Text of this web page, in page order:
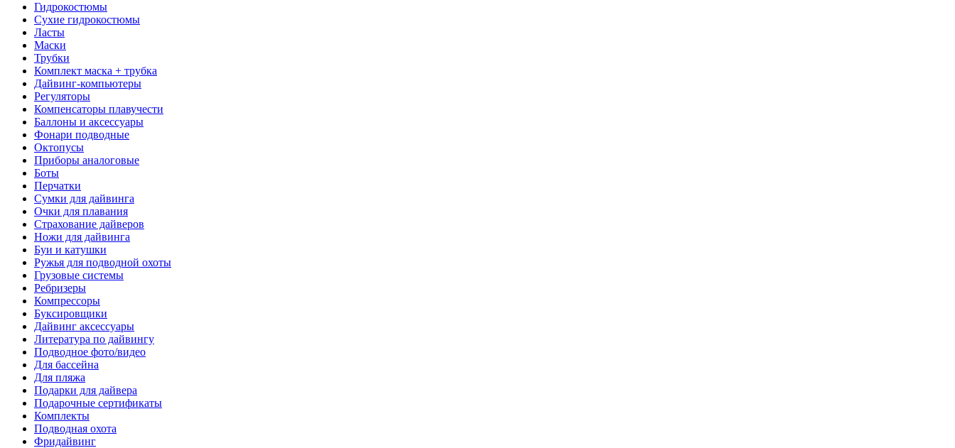
Гидрокостюмы
Сухие гидрокостюмы
Ласты
Маски
Трубки
Комплект маска + трубка
Дайвинг-компьютеры
Регуляторы
Компенсаторы плавучести
Баллоны и аксессуары
Фонари подводные
Октопусы
Приборы аналоговые
Боты
Перчатки
Сумки для дайвинга
Очки для плавания
Страхование дайверов
Ножи для дайвинга
Буи и катушки
Ружья для подводной охоты
Грузовые системы
Ребризеры
Компрессоры
Буксировщики
Дайвинг аксессуары
Литература по дайвингу
Подводное фото/видео
Для бассейна
Для пляжа
Подарки для дайвера
Подарочные сертификаты
Комплекты
Подводная охота
Фридайвинг